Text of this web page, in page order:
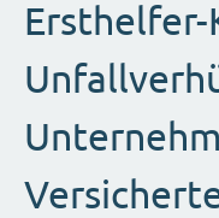
Ersthelfer-